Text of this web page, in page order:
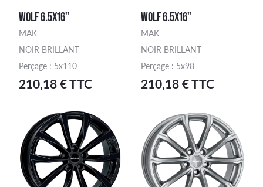
WOLF 6.5X16"
MAK
NOIR BRILLANT
Perçage : 5x110
210,18 € TTC
WOLF 6.5X16"
MAK
NOIR BRILLANT
Perçage : 5x98
210,18 € TTC